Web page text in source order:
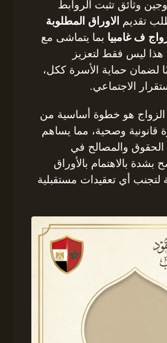
وثائق تثبت الروابط
تقديم الاوراق المطلوبة
ف غامبيا بما يتماشى مع
هذا ليس فقط لتعزيز
لضمان حماية الأسرة ككل،
الاجتماعي.
الزواج هو خطوة أساسية من
قانونية وصحية، مما يساهم
والمصالح في
بشدة بالاهتمام بالأوراق
لتجنب أي تعقيدات مستقبلية